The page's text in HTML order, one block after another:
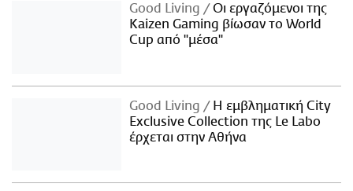
Good Living
Οι εργαζόμενοι της
Kaizen Gaming βίωσαν το World
Cup από "μέσα"
Good Living
Η εμβληματική City
Exclusive Collection της Le Labo
έρχεται στην Αθήνα